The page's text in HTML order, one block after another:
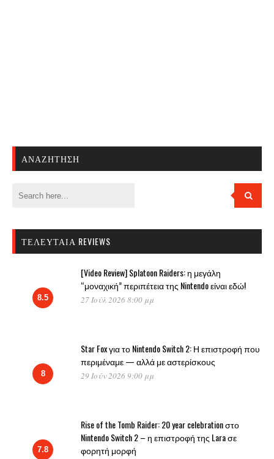
ΑΝΑΖΉΤΗΣΗ
ΤΕΛΕΥΤΑΊΑ REVIEWS
8.5
[Video Review] Splatoon Raiders: η μεγάλη
“μοναχική” περιπέτεια της Nintendo είναι εδώ!
27 Ιούλ 2026 8:00 μμ
8
Star Fox για το Nintendo Switch 2: Η επιστροφή που
περιμέναμε — αλλά με αστερίσκους
29 Ιούν 2026 9:00 μμ
7.8
Rise of the Tomb Raider: 20 year celebration στο
Nintendo Switch 2 – η επιστροφή της Lara σε
φορητή μορφή